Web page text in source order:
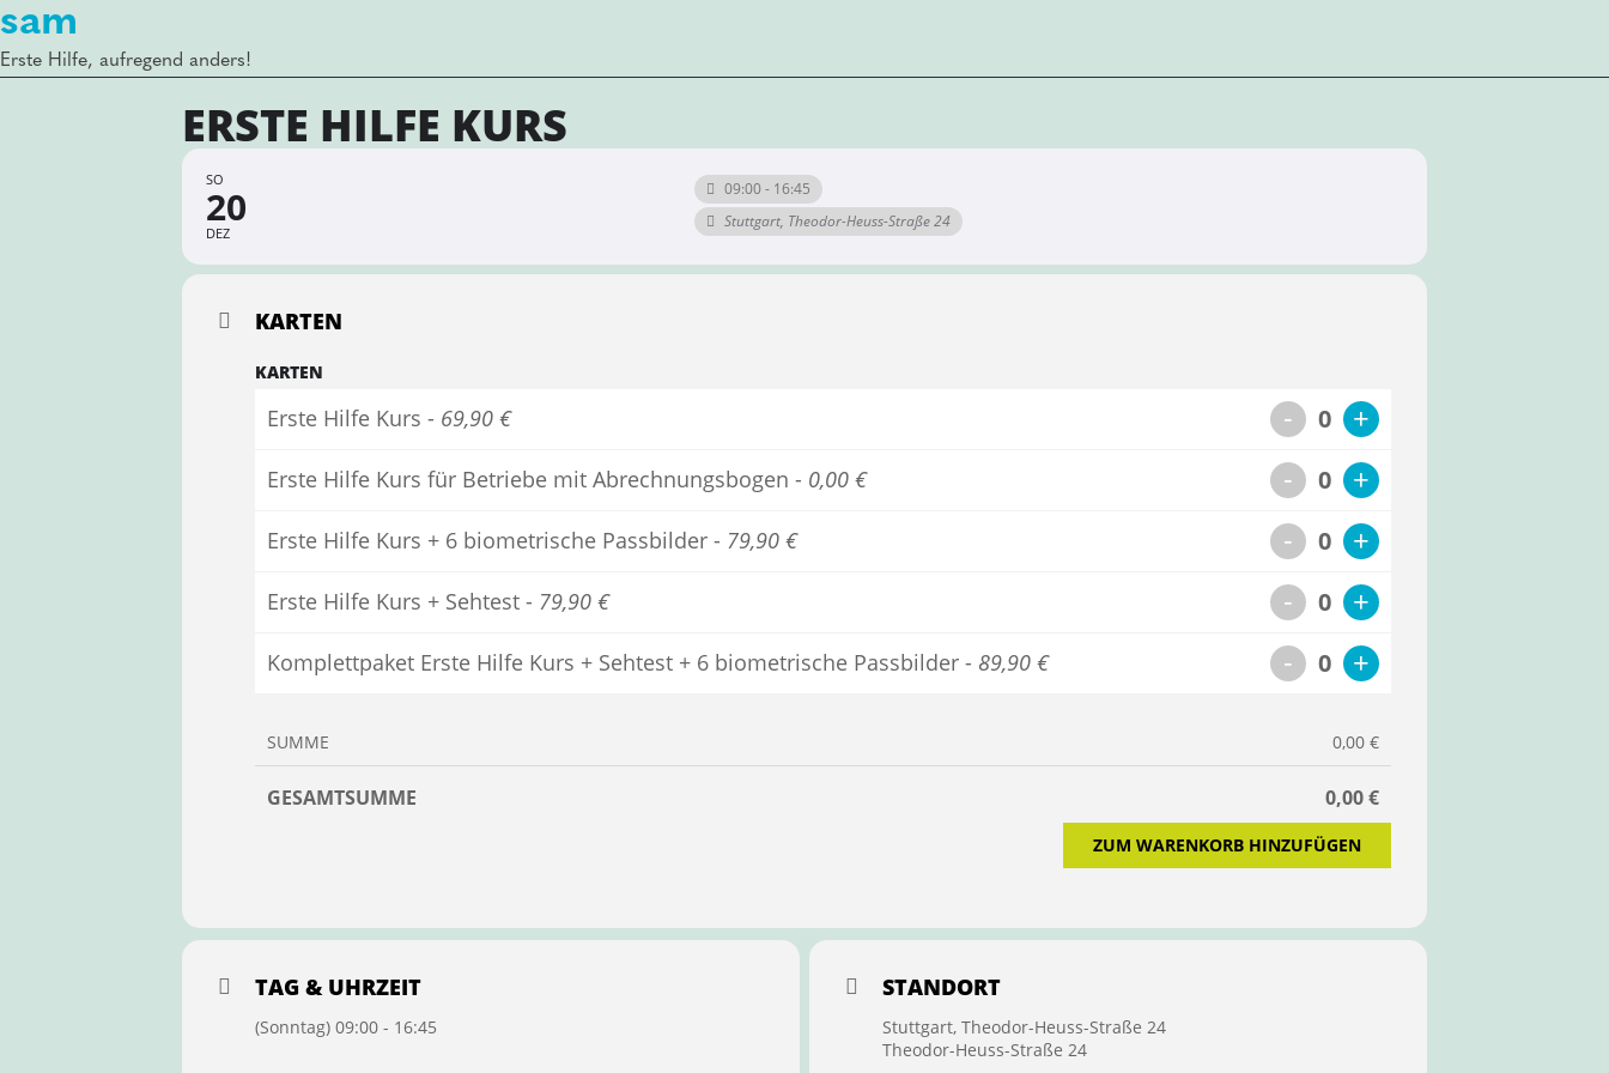
sam
Erste Hilfe, aufregend anders!
ERSTE HILFE KURS
SO
20
DEZ
09:00 - 16:45
Stuttgart, Theodor-Heuss-Straße 24
KARTEN
KARTEN
Erste Hilfe Kurs - 69,90 € - 0 +
Erste Hilfe Kurs für Betriebe mit Abrechnungsbogen - 0,00 € - 0 +
Erste Hilfe Kurs + 6 biometrische Passbilder - 79,90 € - 0 +
Erste Hilfe Kurs + Sehtest - 79,90 € - 0 +
Komplettpaket Erste Hilfe Kurs + Sehtest + 6 biometrische Passbilder - 89,90 € - 0 +
SUMME 0,00 €
GESAMTSUMME 0,00 €
ZUM WARENKORB HINZUFÜGEN
TAG & UHRZEIT
(Sonntag) 09:00 - 16:45
STANDORT
Stuttgart, Theodor-Heuss-Straße 24
Theodor-Heuss-Straße 24